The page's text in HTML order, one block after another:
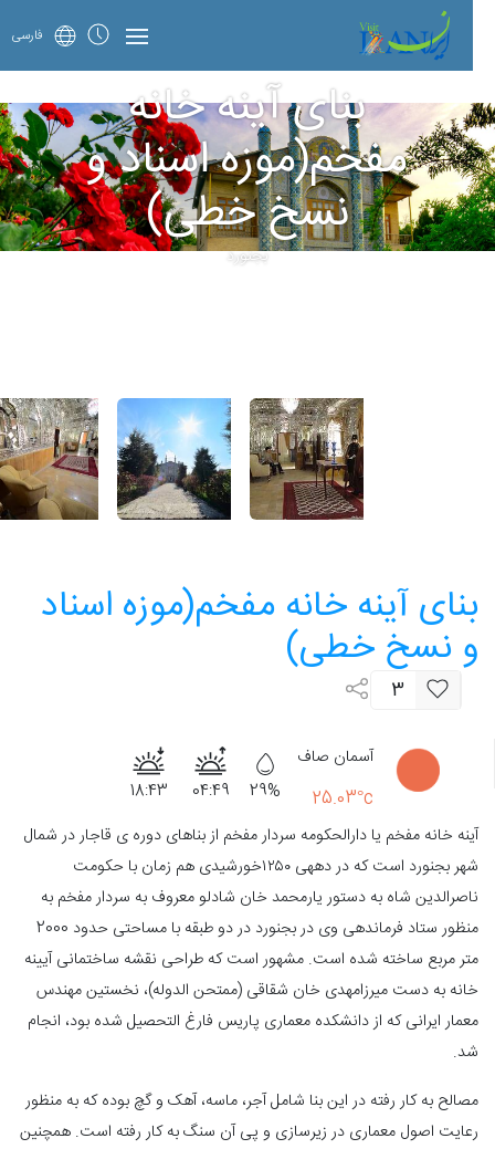
فارسی
بنای آینه خانه
مفخم(موزه اسناد و
نسخ خطی)
بجنورد
بنای آینه خانه مفخم(موزه اسناد
و نسخ خطی)
3
آسمان صاف
25.03°c
29%
04:49
18:43
آینه‌ خانه مفخم یا دارالحکومه سردار مفخم از بناهای دوره­ ی قاجار در شمال
شهر بجنورد است که در دهه­ی ۱۲۵۰خورشیدی هم‌ زمان با حکومت
ناصرالدین شاه به دستور یارمحمد خان شادلو معروف به سردار مفخم به
منظور ستاد فرماندهی وی در بجنورد در دو طبقه با مساحتی حدود 2000
متر مربع ساخته شده است. مشهور است که طراحی نقشه ساختمانی آیینه
خانه به دست میرزامهدی خان شقاقی (ممتحن الدوله)، نخستین مهندس
معمار ایرانی که از دانشکده معماری پاریس فارغ التحصیل شده بود، انجام
شد.
مصالح به­ کار رفته در این بنا شامل آجر، ماسه، آهک و گچ بوده که به ­منظور
رعایت اصول معماری در زیرسازی و پی آن سنگ به کار رفته است. همچنین